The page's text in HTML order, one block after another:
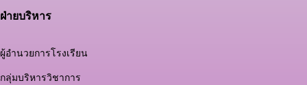
ฝ่ายบริหาร
ผู้อำนวยการโรงเรียน
กลุ่มบริหารวิชาการ